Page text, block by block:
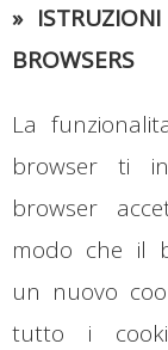
»
BROWSERS
La
browser ti
browser
modo che il
un nuovo
tutto i